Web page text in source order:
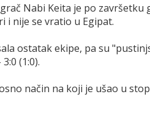
Nabi Keita je po završetku
i nije se vratio u Egipat.
ostatak ekipe, pa su
(1:0).
način na koji je ušao u